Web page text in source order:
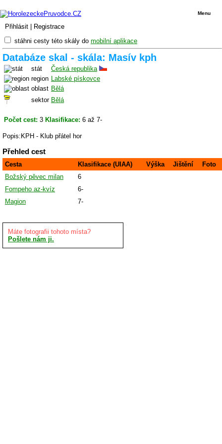
Přihlásit Registrace
Menu
stáhni cesty této skály do mobilní aplikace
Databáze skal - skála: Masív kph
stát
Česká republika
region Labské pískovce
oblast Bělá
sektor Bělá
Počet cest: 3 Klasifikace: 6 až 7-
Popis:KPH - Klub přátel hor
Přehled cest
Cesta Klasifikace (UIAA) Výška Jištění
Foto
Božský pěvec milan
6
Fompeho az-kvíz
6-
Magion
7-
Máte fotografii tohoto místa?
Pošlete nám ji.